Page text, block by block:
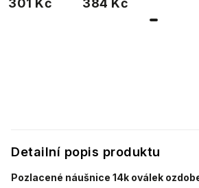
Detailní popis produktu
Pozlacené náušnice 14k oválek
zirkony 3214
301 Kč
14k - strom
384 Kč